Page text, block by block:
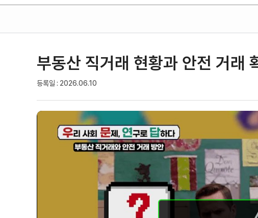
부동산 직거래 현황과 안전 거래
등록일 : 2026.06.10
기사인쇄
글자확대
글자축소